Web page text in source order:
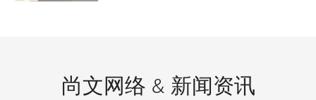
尚文网络 & 新闻资讯